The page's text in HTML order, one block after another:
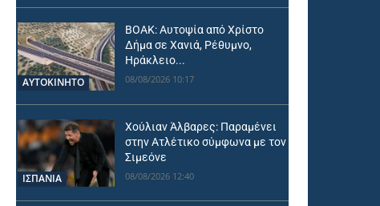
ΑΥΤΟΚΙΝΗΤΟ
ΒΟΑΚ: Αυτοψία από Χρίστο
Δήμα σε Χανιά, Ρέθυμνο,
Ηράκλειο...
08/08/2026 10:17
ΙΣΠΑΝΙΑ
Χούλιαν Άλβαρες: Παραμένει
στην Ατλέτικο σύμφωνα με τον
Σιμεόνε
08/08/2026 12:40